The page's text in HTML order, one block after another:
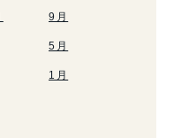
9月
5月
1月